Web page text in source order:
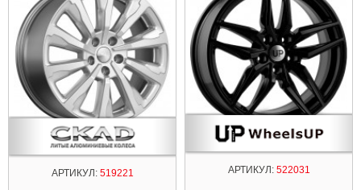
АРТИКУЛ:519221 АРТИКУЛ:522031